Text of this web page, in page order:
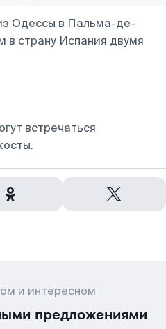
Одессы в Пальма-де-
в страну Испания двумя
встречаться
и интересном
предложениями